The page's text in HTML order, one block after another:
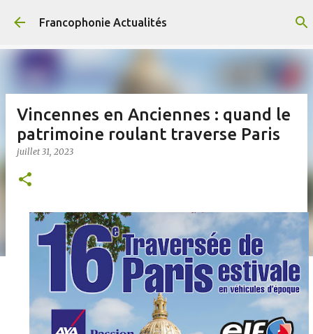
Accéder au contenu principal
Francophonie Actualités
Vincennes en Anciennes : quand le
patrimoine roulant traverse Paris
juillet 31, 2023